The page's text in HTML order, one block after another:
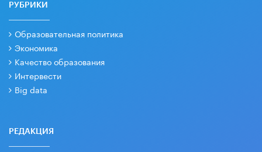
РУБРИКИ
Образовательная политика
Экономика
Качество образования
Интервести
Big data
РЕДАКЦИЯ